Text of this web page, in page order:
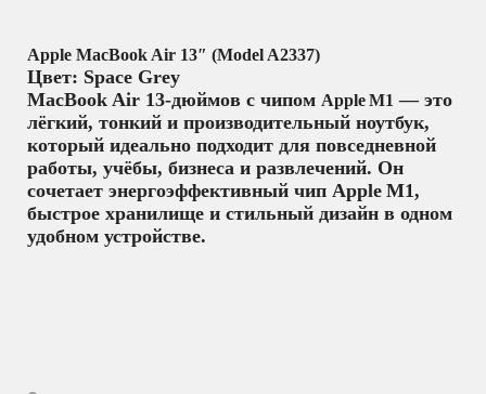
Apple MacBook Air 13″ (Model A2337)
Цвет: Space Grey
MacBook Air 13‑дюймов с чипом Apple M1 — это
лёгкий, тонкий и производительный ноутбук,
который идеально подходит для повседневной
работы, учёбы, бизнеса и развлечений. Он
сочетает энергоэффективный чип Apple M1,
быстрое хранилище и стильный дизайн в одном
удобном устройстве.